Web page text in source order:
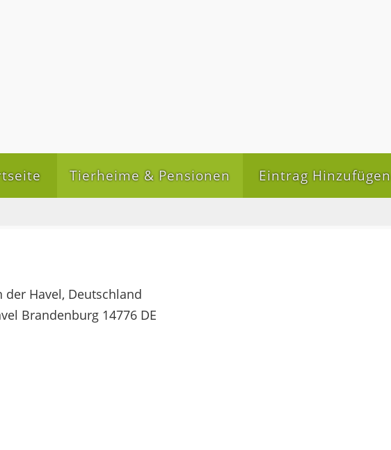
Tierheime & Pensionen Eintrag Hinzufügen
der Havel, Deutschland
Brandenburg 14776 DE